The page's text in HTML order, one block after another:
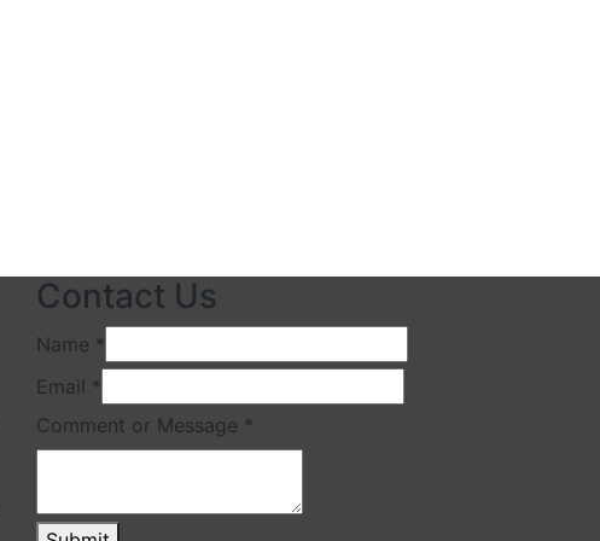
Contact Us
Name *
Email *
Comment or Message *